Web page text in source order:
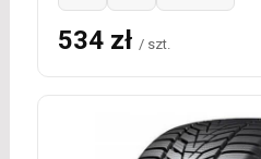
534 zł / szt.